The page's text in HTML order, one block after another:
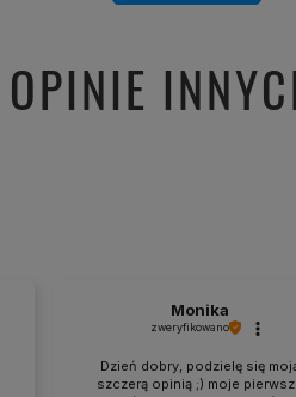
Monika
zweryfikowano
Dzień dobry, podzielę się
szczerą opinią ;) moje